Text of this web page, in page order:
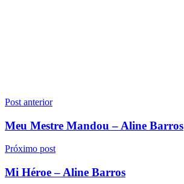
Navegação
de
Post anterior
Meu Mestre Mandou – Aline Barros
Próximo post
Mi Héroe – Aline Barros